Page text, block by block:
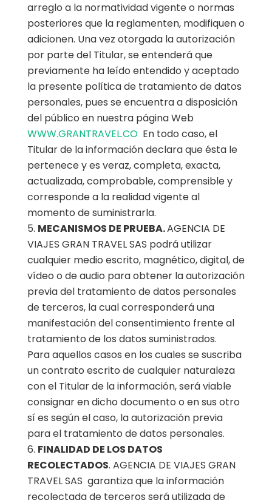
arreglo a la normatividad vigente o normas
posteriores que la reglamenten, modifiquen o
adicionen. Una vez otorgada la autorización
por parte del Titular, se entenderá que
previamente ha leído entendido y aceptado
la presente política de tratamiento de datos
personales, pues se encuentra a disposición
del público en nuestra página Web
WWW.GRANTRAVEL.COEn todo caso, el
Titular de la información declara que ésta le
pertenece y es veraz, completa, exacta,
actualizada, comprobable, comprensible y
corresponde a la realidad vigente al
momento de suministrarla.
MECANISMOS DE PRUEBA.AGENCIA DE
VIAJES GRAN TRAVEL SAS podrá utilizar
cualquier medio escrito, magnético, digital, de
vídeo o de audio para obtener la autorización
previa del tratamiento de datos personales
de terceros, la cual corresponderá una
manifestación del consentimiento frente al
tratamiento de los datos suministrados.
Para aquellos casos en los cuales se suscriba
un contrato escrito de cualquier naturaleza
con el Titular de la información, será viable
consignar en dicho documento o en sus otro
sí es según el caso, la autorización previa
para el tratamiento de datos personales.
FINALIDAD DE LOS DATOS
RECOLECTADOS. AGENCIA DE VIAJES GRAN
TRAVEL SAS garantiza que la información
recolectada de terceros será utilizada de